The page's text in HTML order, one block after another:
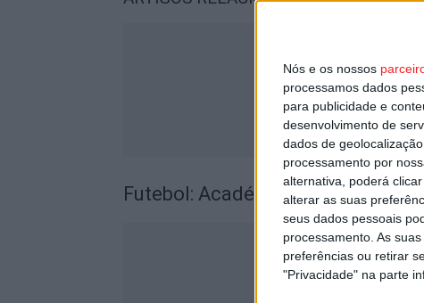
Nós e os nossos
processamos dados
para publicidade e
desenvolvimento de
dados de
processamento por
alternativa, poderá
alterar as suas
seus dados pessoais
processamento. As
preferências ou retirar
"Privacidade" na parte
Futebol: Académico de Viseu